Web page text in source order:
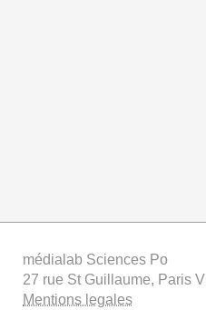
médialab Sciences Po
27 rue St Guillaume, Paris VII
Mentions legales